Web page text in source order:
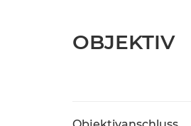
OBJEKTIV